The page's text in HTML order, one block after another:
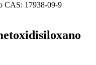
CAS: 17938-09-9